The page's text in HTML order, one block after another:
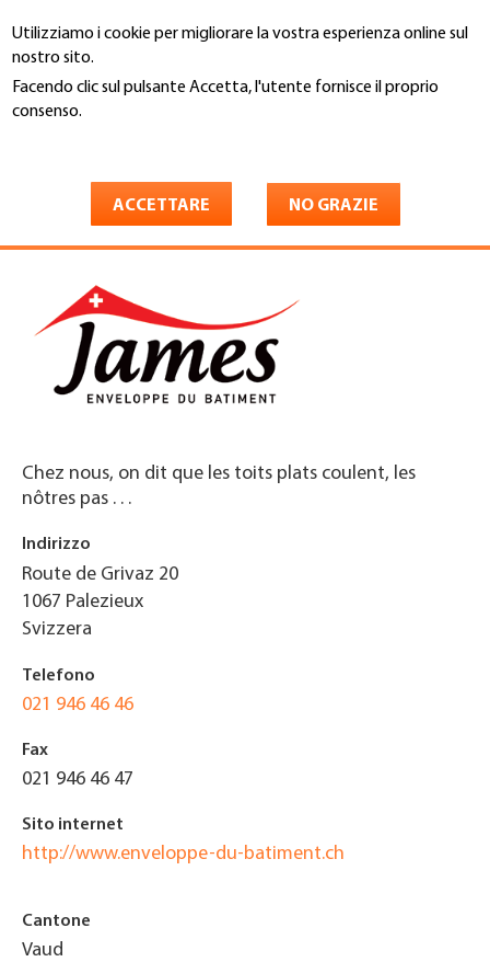
Utilizziamo i cookie per migliorare la vostra esperienza online sul
nostro sito.
Facendo clic sul pulsante Accetta, l'utente fornisce il proprio
consenso.
ACCETTARE NO GRAZIE
al
contenuto
principale
You
Chez nous, on dit que les toits plats coulent, les
nôtres pas . . .
Indirizzo
Route de Grivaz 20
1067 Palezieux
Svizzera
Telefono
021 946 46 46
Fax
021 946 46 47
Sito internet
http://www.enveloppe-du-batiment.ch
Cantone
Vaud